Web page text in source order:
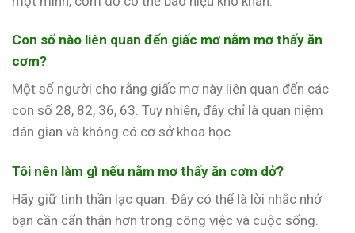
Con số nào liên quan đến giấc mơ nằm mơ thấy ăn
cơm?
Một số người cho rằng giấc mơ này liên quan đến các
con số 28, 82, 36, 63. Tuy nhiên, đây chỉ là quan niệm
dân gian và không có cơ sở khoa học.
Tôi nên làm gì nếu nằm mơ thấy ăn cơm dở?
Hãy giữ tinh thần lạc quan. Đây có thể là lời nhắc nhở
bạn cần cẩn thận hơn trong công việc và cuộc sống.